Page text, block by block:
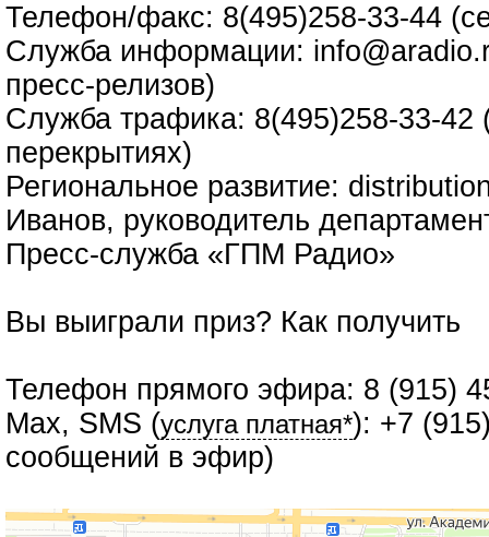
Телефон/факс: 8(495)258-33-44
Служба информации:
пресс-релизов)
Служба трафика: 8(495)258-33-42
перекрытиях)
Региональное развитие:
Иванов, руководитель
Пресс-служба «ГПМ Радио»
Вы выиграли приз? Как получить
Телефон прямого эфира: 8 (915)
Max, SMS (услуга платная*): +7
сообщений в эфир)